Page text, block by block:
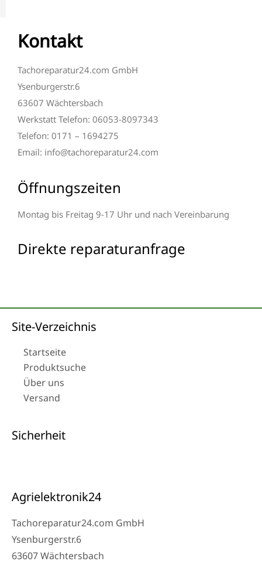
Kontakt
Tachoreparatur24.com GmbH
Ysenburgerstr.6
63607 Wächtersbach
Werkstatt Telefon: 06053-8097343
Telefon: 0171 – 1694275
Email: info@tachoreparatur24.com
Öffnungszeiten
Montag bis Freitag 9-17 Uhr und nach Vereinbarung
Direkte reparaturanfrage
Site-Verzeichnis
Startseite
Produktsuche
Über uns
Versand
Sicherheit
Agrielektronik24
Tachoreparatur24.com GmbH
Ysenburgerstr.6
63607 Wächtersbach